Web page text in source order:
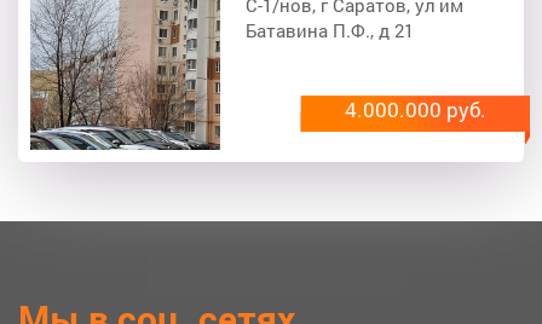
С-1/нов, г Саратов, ул им
Батавина П.Ф., д 21
4.000.000 руб.